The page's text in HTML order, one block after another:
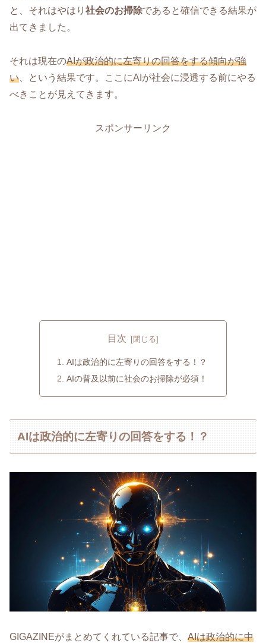
と、それはやはり 社会のお掃除であると確信できる結果が
出てきました。
それは現在のAIが政治的に左寄りの回答をする傾向が強
い 、という結果です。ここにAIが社会に浸透する前にやる
べきことが見えてきます。
スポンサーリンク
目次
AIは政治的に左寄りの回答をする！？
AIの普及以前に社会のお掃除が必須！
AIは政治的に左寄りの回答をする！？
GIGAZINEがまとめてくれている記事で、 AIは政治的に中